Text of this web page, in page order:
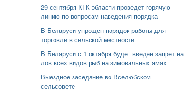
29 сентября КГК области проведет горячую
линию по вопросам наведения порядка
В Беларуси упрощен порядок работы для
торговли в сельской местности
В Беларуси с 1 октября будет введен запрет на
лов всех видов рыб на зимовальных ямах
Выездное заседание во Вселюбском
сельсовете